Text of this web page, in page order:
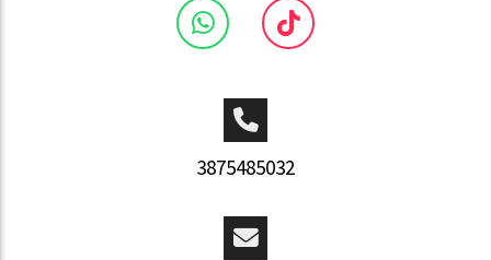
3875485032